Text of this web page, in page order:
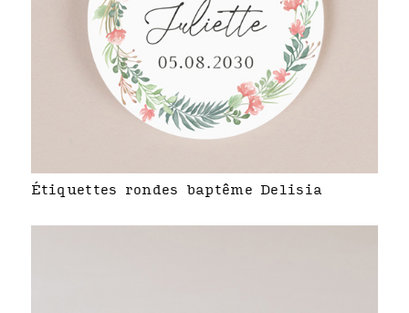
Étiquettes rondes baptême Delisia